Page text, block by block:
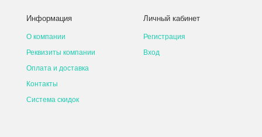
Информация
О компании
Реквизиты компании
Оплата и доставка
Контакты
Система скидок
Личный кабинет
Регистрация
Вход